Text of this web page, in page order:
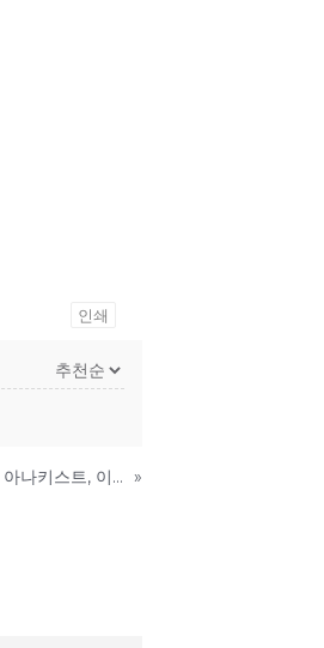
인쇄
[미래에서 온 편지 39호] 사람 : 질문을 품은 아나키스트, 이현우 »